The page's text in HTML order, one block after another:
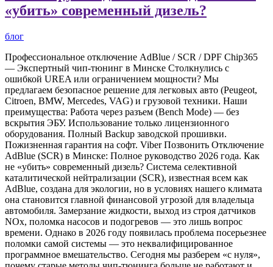
«убить» современный дизель?
блог
Профессиональное отключение AdBlue / SCR / DPF Chip365
— Экспертный чип-тюнинг в Минске Столкнулись с
ошибкой UREA или ограничением мощности? Мы
предлагаем безопасное решение для легковых авто (Peugeot,
Citroen, BMW, Mercedes, VAG) и грузовой техники. Наши
преимущества: Работа через разъем (Bench Mode) — без
вскрытия ЭБУ. Использование только лицензионного
оборудования. Полный Backup заводской прошивки.
Пожизненная гарантия на софт. Viber Позвонить Отключение
AdBlue (SCR) в Минске: Полное руководство 2026 года. Как
не «убить» современный дизель? Система селективной
каталитической нейтрализации (SCR), известная всем как
AdBlue, создана для экологии, но в условиях нашего климата
она становится главной финансовой угрозой для владельца
автомобиля. Замерзание жидкости, выход из строя датчиков
NOx, поломка насосов и подогревов — это лишь вопрос
времени. Однако в 2026 году появилась проблема посерьезнее
поломки самой системы — это неквалифицированное
программное вмешательство. Сегодня мы разберем «с нуля»,